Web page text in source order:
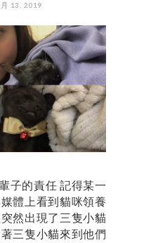
13, 2019
子的責任 記得某一
體上看到貓咪領養
然出現了三隻小貓
三隻小貓來到他們